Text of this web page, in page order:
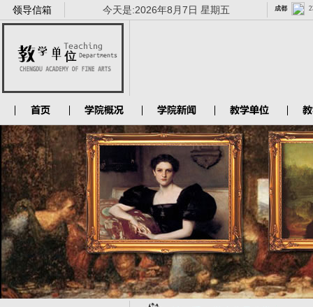
领导信箱 今天是:2026年8月7日 星期五